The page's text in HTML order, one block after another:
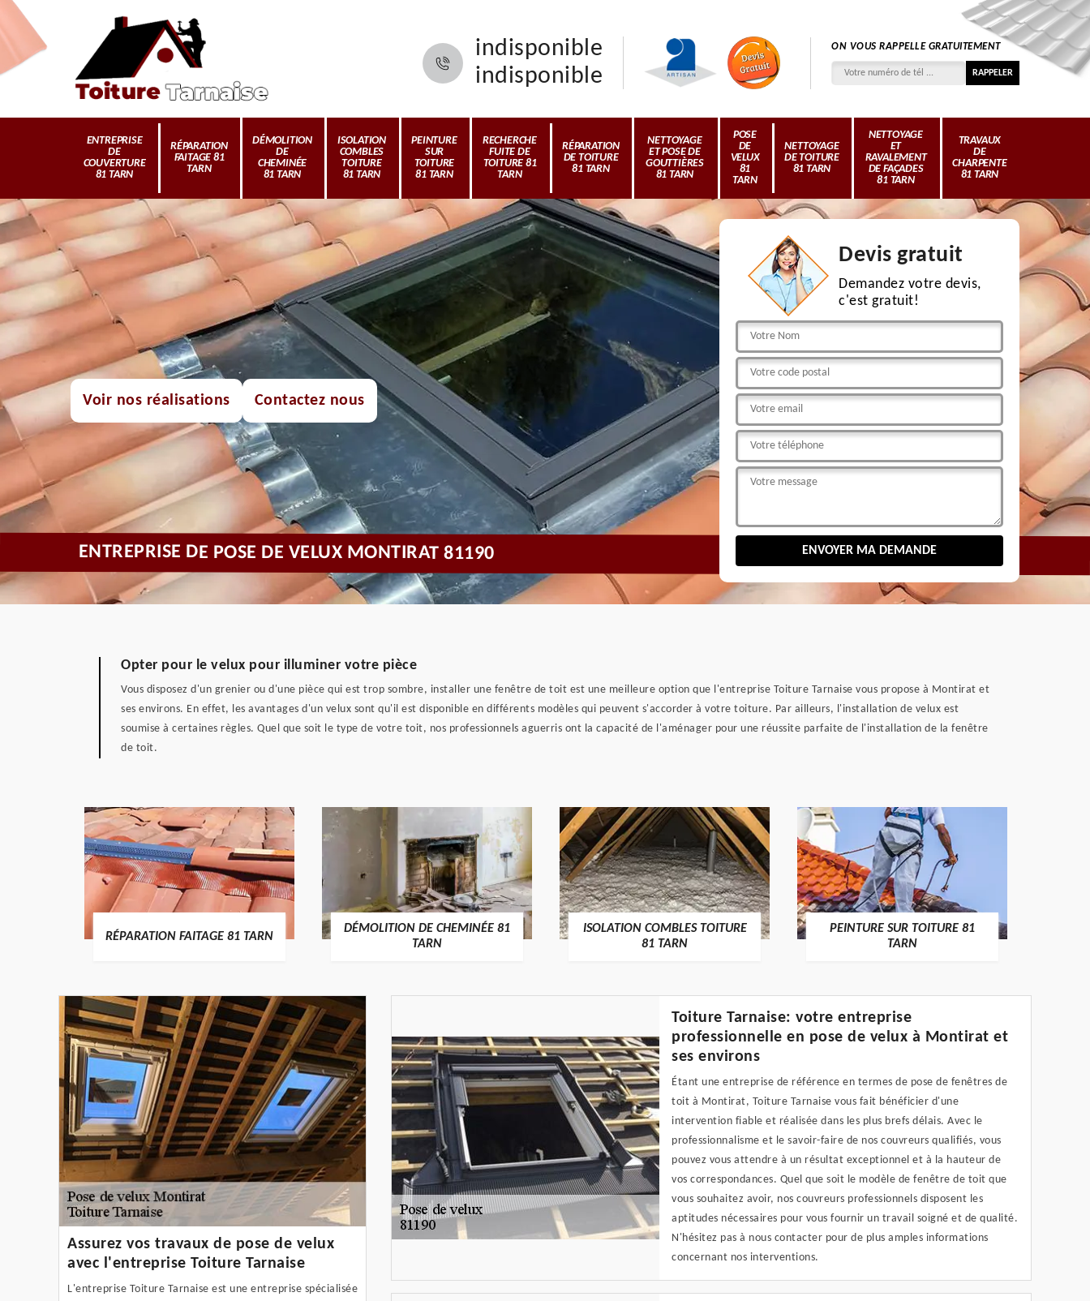
indisponible
indisponible
ON VOUS RAPPELLE GRATUITEMENT
ENTREPRISE
DE
COUVERTURE
81 TARN
RÉPARATION
FAITAGE 81
TARN
DÉMOLITION
DE
CHEMINÉE
81 TARN
ISOLATION
COMBLES
TOITURE
81 TARN
PEINTURE
SUR
TOITURE
81 TARN
RECHERCHE
FUITE DE
TOITURE 81
TARN
RÉPARATION
DE TOITURE
81 TARN
NETTOYAGE
ET POSE DE
GOUTTIÈRES
81 TARN
POSE
DE
VELUX
81
TARN
NETTOYAGE
DE TOITURE
81 TARN
NETTOYAGE
ET
RAVALEMENT
DE FAÇADES
81 TARN
TRAVAUX
DE
CHARPENTE
81 TARN
Voir nos réalisations Contactez nous
Devis gratuit
Demandez votre devis,
c'est gratuit!
ENTREPRISE DE POSE DE VELUX MONTIRAT 81190
Opter pour le velux pour illuminer votre pièce
Vous disposez d'un grenier ou d'une pièce qui est trop sombre, installer une fenêtre de toit est une meilleure option que l'entreprise Toiture Tarnaise vous propose à Montirat et
ses environs. En effet, les avantages d'un velux sont qu'il est disponible en différents modèles qui peuvent s'accorder à votre toiture. Par ailleurs, l'installation de velux est
soumise à certaines règles. Quel que soit le type de votre toit, nos professionnels aguerris ont la capacité de l'aménager pour une réussite parfaite de l'installation de la fenêtre
de toit.
RÉPARATION FAITAGE 81 TARN
DÉMOLITION DE CHEMINÉE 81
TARN
ISOLATION COMBLES TOITURE
81 TARN
PEINTURE SUR TOITURE 81
TARN
Assurez vos travaux de pose de velux
avec l'entreprise Toiture Tarnaise
L'entreprise Toiture Tarnaise est une entreprise spécialisée
Toiture Tarnaise: votre entreprise
professionnelle en pose de velux à Montirat et
ses environs
Étant une entreprise de référence en termes de pose de fenêtres de
toit à Montirat, Toiture Tarnaise vous fait bénéficier d'une
intervention fiable et réalisée dans les plus brefs délais. Avec le
professionnalisme et le savoir-faire de nos couvreurs qualifiés, vous
pouvez vous attendre à un résultat exceptionnel et à la hauteur de
vos correspondances. Quel que soit le modèle de fenêtre de toit que
vous souhaitez avoir, nos couvreurs professionnels disposent les
aptitudes nécessaires pour vous fournir un travail soigné et de qualité.
N'hésitez pas à nous contacter pour de plus amples informations
concernant nos interventions.